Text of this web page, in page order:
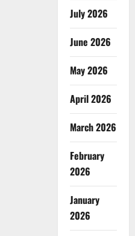
July 2026
June 2026
May 2026
April 2026
March 2026
February
2026
January
2026